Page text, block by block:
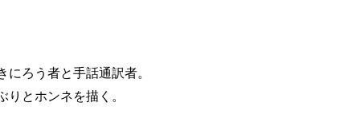
ろう者と手話通訳者。
とホンネを描く。